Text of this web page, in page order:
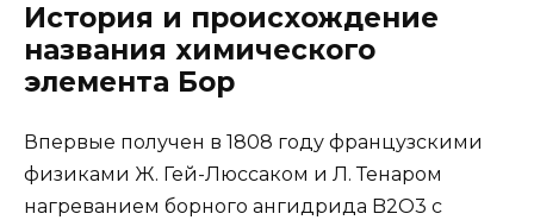
История и происхождение
названия химического
элемента Бор
Впервые получен в 1808 году французскими
физиками Ж. Гей-Люссаком и Л. Тенаром
нагреванием борного ангидрида B2O3 с